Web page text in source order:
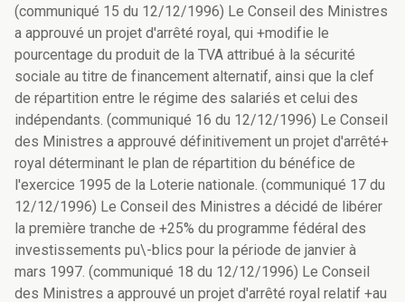
(communiqué 15 du 12/12/1996) Le Conseil des Ministres
a approuvé un projet d'arrêté royal, qui +modifie le
pourcentage du produit de la TVA attribué à la sécurité
sociale au titre de financement alternatif, ainsi que la clef
de répartition entre le régime des salariés et celui des
indépendants. (communiqué 16 du 12/12/1996) Le Conseil
des Ministres a approuvé définitivement un projet d'arrêté+
royal déterminant le plan de répartition du bénéfice de
l'exercice 1995 de la Loterie nationale. (communiqué 17 du
12/12/1996) Le Conseil des Ministres a décidé de libérer
la première tranche de +25% du programme fédéral des
investissements pu\-blics pour la période de janvier à
mars 1997. (communiqué 18 du 12/12/1996) Le Conseil
des Ministres a approuvé un projet d'arrêté royal relatif +au